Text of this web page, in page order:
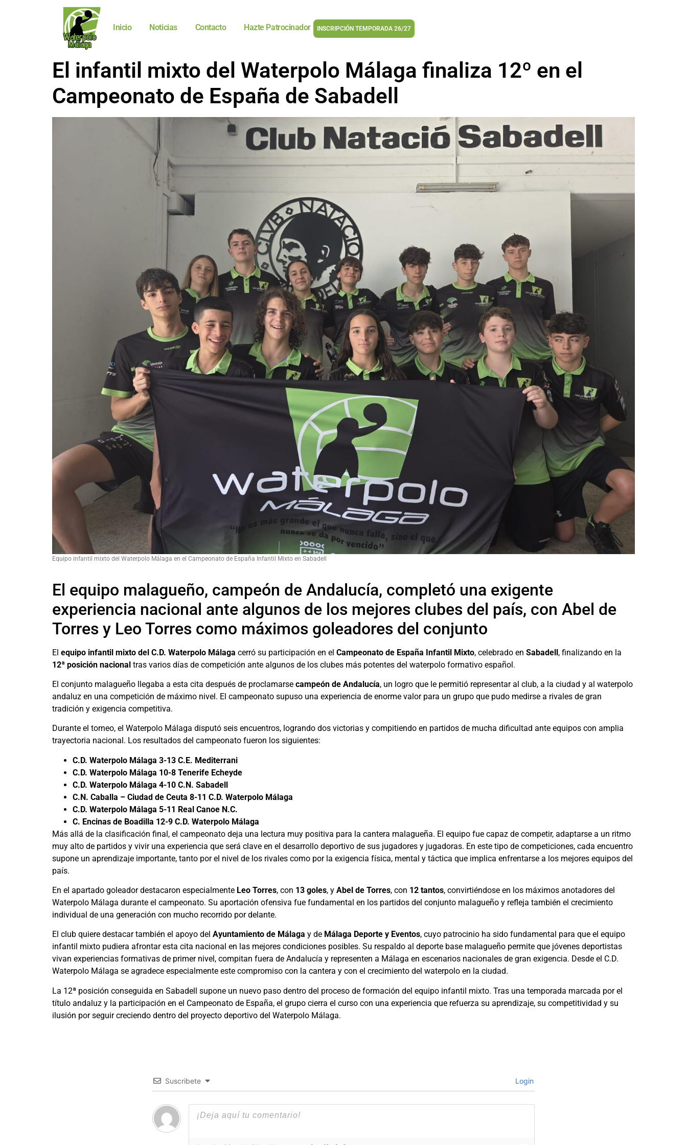
Inicio Noticias Contacto Hazte Patrocinador INSCRIPCIÓN TEMPORADA 26/27
El infantil mixto del Waterpolo Málaga finaliza 12º en el
Campeonato de España de Sabadell
Equipo infantil mixto del Waterpolo Málaga en el Campeonato de España Infantil Mixto en Sabadell
El equipo malagueño, campeón de Andalucía, completó una exigente
experiencia nacional ante algunos de los mejores clubes del país, con Abel de
Torres y Leo Torres como máximos goleadores del conjunto
El equipo infantil mixto del C.D. Waterpolo Málaga cerró su participación en el Campeonato de España Infantil Mixto, celebrado en Sabadell, finalizando en la
12ª posición nacional tras varios días de competición ante algunos de los clubes más potentes del waterpolo formativo español.
El conjunto malagueño llegaba a esta cita después de proclamarse campeón de Andalucía, un logro que le permitió representar al club, a la ciudad y al waterpolo
andaluz en una competición de máximo nivel. El campeonato supuso una experiencia de enorme valor para un grupo que pudo medirse a rivales de gran
tradición y exigencia competitiva.
Durante el torneo, el Waterpolo Málaga disputó seis encuentros, logrando dos victorias y compitiendo en partidos de mucha dificultad ante equipos con amplia
trayectoria nacional. Los resultados del campeonato fueron los siguientes:
C.D. Waterpolo Málaga 3-13 C.E. Mediterrani
C.D. Waterpolo Málaga 10-8 Tenerife Echeyde
C.D. Waterpolo Málaga 4-10 C.N. Sabadell
C.N. Caballa – Ciudad de Ceuta 8-11 C.D. Waterpolo Málaga
C.D. Waterpolo Málaga 5-11 Real Canoe N.C.
C. Encinas de Boadilla 12-9 C.D. Waterpolo Málaga
Más allá de la clasificación final, el campeonato deja una lectura muy positiva para la cantera malagueña. El equipo fue capaz de competir, adaptarse a un ritmo
muy alto de partidos y vivir una experiencia que será clave en el desarrollo deportivo de sus jugadores y jugadoras. En este tipo de competiciones, cada encuentro
supone un aprendizaje importante, tanto por el nivel de los rivales como por la exigencia física, mental y táctica que implica enfrentarse a los mejores equipos del
país.
En el apartado goleador destacaron especialmente Leo Torres, con 13 goles, y Abel de Torres, con 12 tantos, convirtiéndose en los máximos anotadores del
Waterpolo Málaga durante el campeonato. Su aportación ofensiva fue fundamental en los partidos del conjunto malagueño y refleja también el crecimiento
individual de una generación con mucho recorrido por delante.
El club quiere destacar también el apoyo del Ayuntamiento de Málaga y de Málaga Deporte y Eventos, cuyo patrocinio ha sido fundamental para que el equipo
infantil mixto pudiera afrontar esta cita nacional en las mejores condiciones posibles. Su respaldo al deporte base malagueño permite que jóvenes deportistas
vivan experiencias formativas de primer nivel, compitan fuera de Andalucía y representen a Málaga en escenarios nacionales de gran exigencia. Desde el C.D.
Waterpolo Málaga se agradece especialmente este compromiso con la cantera y con el crecimiento del waterpolo en la ciudad.
La 12ª posición conseguida en Sabadell supone un nuevo paso dentro del proceso de formación del equipo infantil mixto. Tras una temporada marcada por el
título andaluz y la participación en el Campeonato de España, el grupo cierra el curso con una experiencia que refuerza su aprendizaje, su competitividad y su
ilusión por seguir creciendo dentro del proyecto deportivo del Waterpolo Málaga.
Suscribete Login